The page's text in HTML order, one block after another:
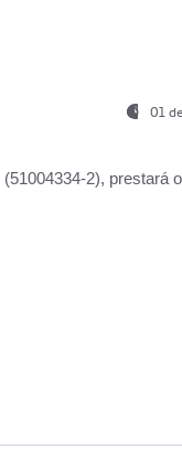
01
(51004334-2), prestará